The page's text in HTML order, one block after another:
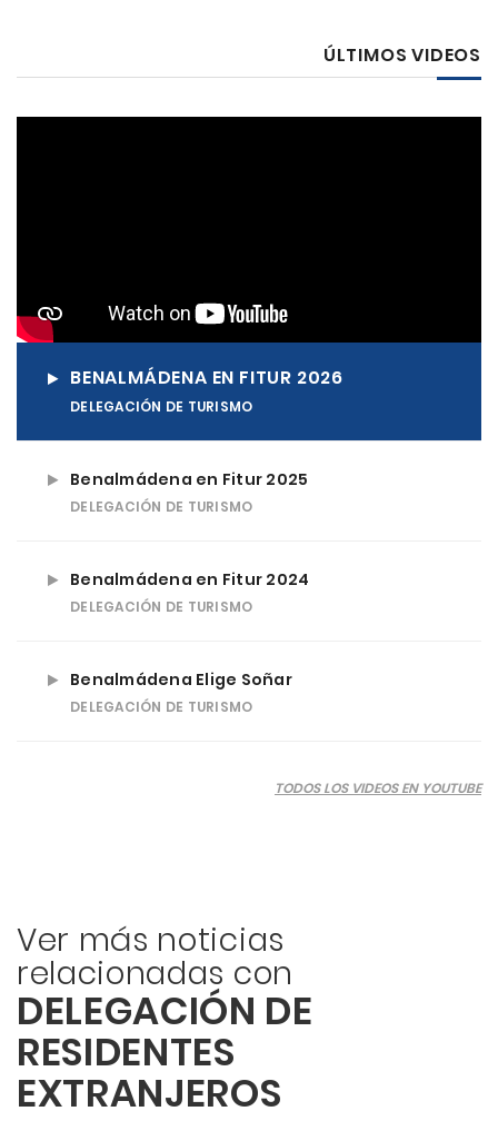
ÚLTIMOS VIDEOS
BENALMÁDENA EN FITUR 2026
DELEGACIÓN DE TURISMO
Benalmádena en Fitur 2025
DELEGACIÓN DE TURISMO
Benalmádena en Fitur 2024
DELEGACIÓN DE TURISMO
Benalmádena Elige Soñar
DELEGACIÓN DE TURISMO
TODOS LOS VIDEOS EN YOUTUBE
Ver más noticias
relacionadas con
DELEGACIÓN DE
RESIDENTES
EXTRANJEROS